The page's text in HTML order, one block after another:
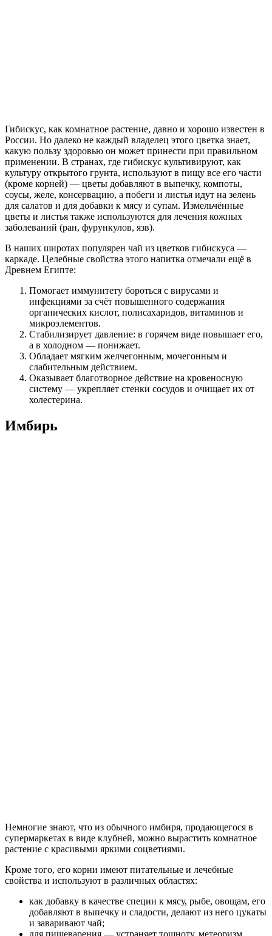
Гибискус, как комнатное растение, давно и хорошо известен в
России. Но далеко не каждый владелец этого цветка знает,
какую пользу здоровью он может принести при правильном
применении. В странах, где гибискус культивируют, как
культуру открытого грунта, используют в пищу все его части
(кроме корней) — цветы добавляют в выпечку, компоты,
соусы, желе, консервацию, а побеги и листья идут на зелень
для салатов и для добавки к мясу и супам. Измельчённые
цветы и листья также используются для лечения кожных
заболеваний (ран, фурункулов, язв).
В наших широтах популярен чай из цветков гибискуса —
каркаде. Целебные свойства этого напитка отмечали ещё в
Древнем Египте:
Помогает иммунитету бороться с вирусами и
инфекциями за счёт повышенного содержания
органических кислот, полисахаридов, витаминов и
микроэлементов.
Стабилизирует давление: в горячем виде повышает его,
а в холодном — понижает.
Обладает мягким желчегонным, мочегонным и
слабительным действием.
Оказывает благотворное действие на кровеносную
систему — укрепляет стенки сосудов и очищает их от
холестерина.
Имбирь
Немногие знают, что из обычного имбиря, продающегося в
супермаркетах в виде клубней, можно вырастить комнатное
растение с красивыми яркими соцветиями.
Кроме того, его корни имеют питательные и лечебные
свойства и используют в различных областях:
как добавку в качестве специи к мясу, рыбе, овощам, его
добавляют в выпечку и сладости, делают из него цукаты
и заваривают чай;